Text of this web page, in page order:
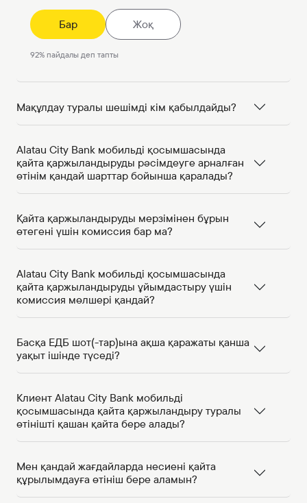
Бар Жоқ
92%пайдалы деп тапты
Мақұлдау туралы шешімді кім қабылдайды?
Alatau City Bank мобильді қосымшасында
қайта қаржыландыруды рәсімдеуге арналған
өтінім қандай шарттар бойынша қаралады?
Қайта қаржыландыруды мерзімінен бұрын
өтегені үшін комиссия бар ма?
Alatau City Bank мобильді қосымшасында
қайта қаржыландыруды ұйымдастыру үшін
комиссия мөлшері қандай?
Басқа ЕДБ шот(-тар)ына ақша қаражаты қанша
уақыт ішінде түседі?
Клиент Alatau City Bank мобильді
қосымшасында қайта қаржыландыру туралы
өтінішті қашан қайта бере алады?
Мен қандай жағдайларда несиені қайта
құрылымдауға өтініш бере аламын?